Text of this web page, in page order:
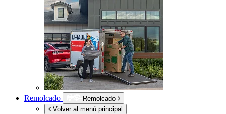
Remolcado
Remolcado
Volver al menú principal